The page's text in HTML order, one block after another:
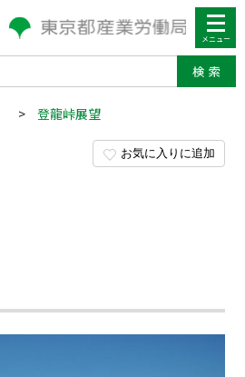
> 登龍峠展望
お気に入りに追加